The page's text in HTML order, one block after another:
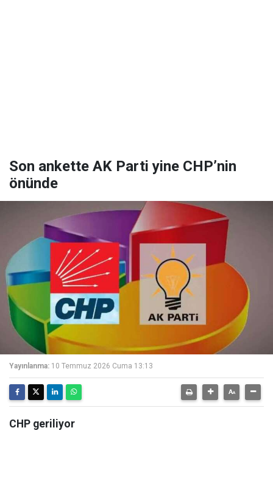
Son ankette AK Parti yine CHP’nin
önünde
Yayınlanma: 10 Temmuz 2026 Cuma 13:13
CHP geriliyor